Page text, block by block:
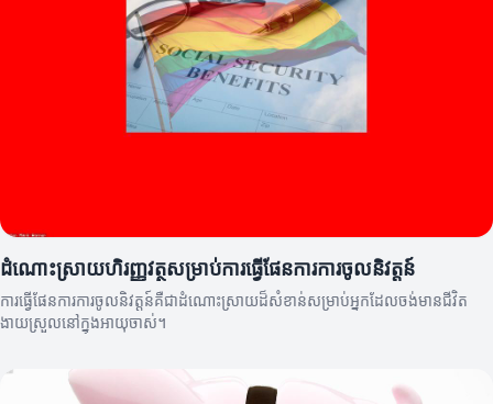
ដំណោះស្រាយហិរញ្ញវត្ថុសម្រាប់ការធ្វើផែនការការចូលនិវត្តន៍
ការធ្វើផែនការការចូលនិវត្តន៍គឺជាដំណោះស្រាយដ៏សំខាន់សម្រាប់អ្នកដែលចង់មានជីវិត
ងាយស្រួលនៅក្នុងអាយុចាស់។